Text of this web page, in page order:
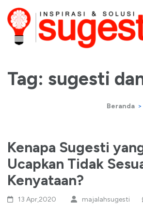
Lompat
ke
konten
Enter)
dan Solusi
Tag: sugesti
Beranda >
Kenapa Sugesti
Ucapkan Tidak
Kenyataan?
13 Apr,2020 majalahsugesti